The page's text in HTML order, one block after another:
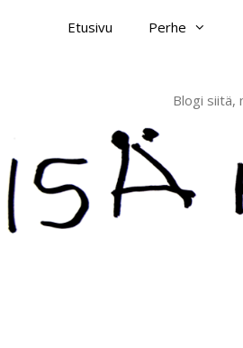
Etusivu Perhe
Blogi siitä,